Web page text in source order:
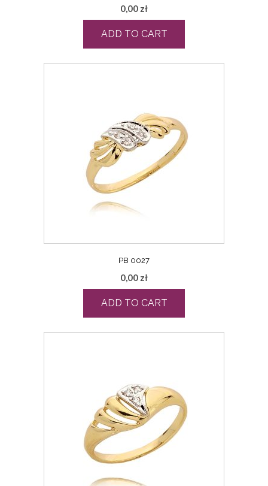
0,00 zł
ADD TO CART
PB 0027
0,00 zł
ADD TO CART